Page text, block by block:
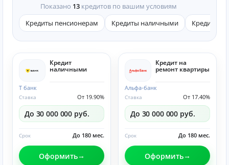
Показано 13 кредитов по вашим условиям
Кредиты пенсионерам
Кредиты наличными Кредиты
Кредит
наличными
Т банк
От 19.90%
Ставка
До 30 000 000 руб.
До 180 мес.
Срок
Оформить
Кредит на
ремонт квартиры
Альфа-банк
От 17.40%
Ставка
До 30 000 000 руб.
До 180 мес.
Срок
Оформить